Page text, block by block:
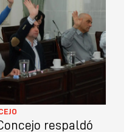
respaldó